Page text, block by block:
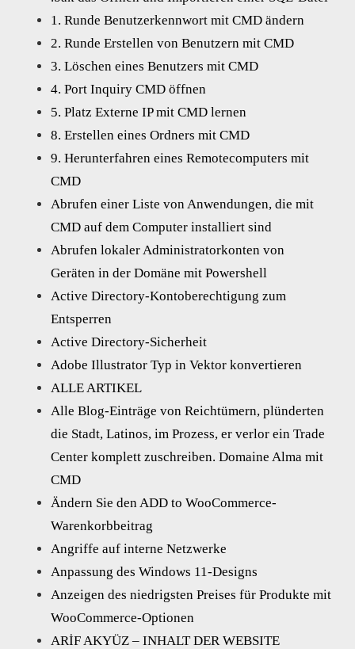
1. Runde Benutzerkennwort mit CMD ändern
2. Runde Erstellen von Benutzern mit CMD
3. Löschen eines Benutzers mit CMD
4. Port Inquiry CMD öffnen
5. Platz Externe IP mit CMD lernen
8. Erstellen eines Ordners mit CMD
9. Herunterfahren eines Remotecomputers mit
CMD
Abrufen einer Liste von Anwendungen, die mit
CMD auf dem Computer installiert sind
Abrufen lokaler Administratorkonten von
Geräten in der Domäne mit Powershell
Active Directory-Kontoberechtigung zum
Entsperren
Active Directory-Sicherheit
Adobe Illustrator Typ in Vektor konvertieren
ALLE ARTIKEL
Alle Blog-Einträge von Reichtümern, plünderten
die Stadt, Latinos, im Prozess, er verlor ein Trade
Center komplett zuschreiben. Domaine Alma mit
CMD
Ändern Sie den ADD to WooCommerce-
Warenkorbbeitrag
Angriffe auf interne Netzwerke
Anpassung des Windows 11-Designs
Anzeigen des niedrigsten Preises für Produkte mit
WooCommerce-Optionen
ARİF AKYÜZ – INHALT DER WEBSITE